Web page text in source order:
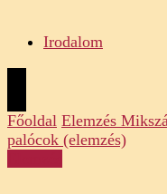
Irodalom
Főoldal Elemzés
palócok (elemzés)